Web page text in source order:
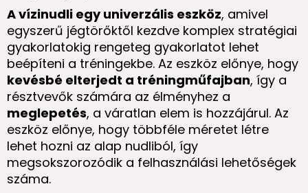
A vízinudli egy univerzális eszköz, amivel
egyszerű jégtörőktől kezdve komplex stratégiai
gyakorlatokig rengeteg gyakorlatot lehet
beépíteni a tréningekbe. Az eszköz előnye, hogy
kevésbé elterjedt a tréningműfajban, így a
résztvevők számára az élményhez a
meglepetés, a váratlan elem is hozzájárul. Az
eszköz előnye, hogy többféle méretet létre
lehet hozni az alap nudliból, így
megsokszorozódik a felhasználási lehetőségek
száma.